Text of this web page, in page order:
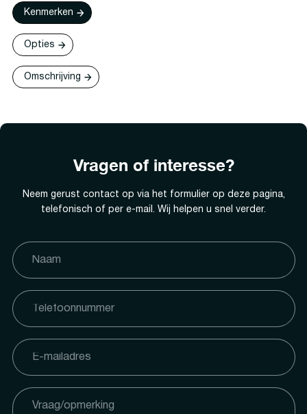
Kenmerken
Opties
Omschrijving
Vragen of interesse?
Neem gerust contact op via het formulier op deze pagina,
telefonisch of per e-mail. Wij helpen u snel verder.